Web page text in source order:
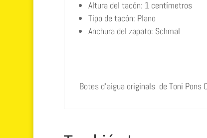
Altura del tacón: 1 centímetros
Tipo de tacón: Plano
Anchura del zapato: Schmal
Botes d’aigua originals de Toni Pons